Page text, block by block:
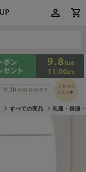
すべての商品 礼服・喪服